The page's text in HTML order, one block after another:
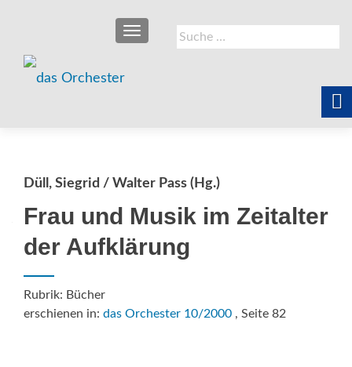
Suche
nach:
SCHALTE NAVIGATION
Düll, Siegrid / Walter Pass (Hg.)
Frau und Musik im Zeitalter
der Aufklärung
Rubrik: Bücher
erschienen in: das Orchester 10/2000 , Seite 82